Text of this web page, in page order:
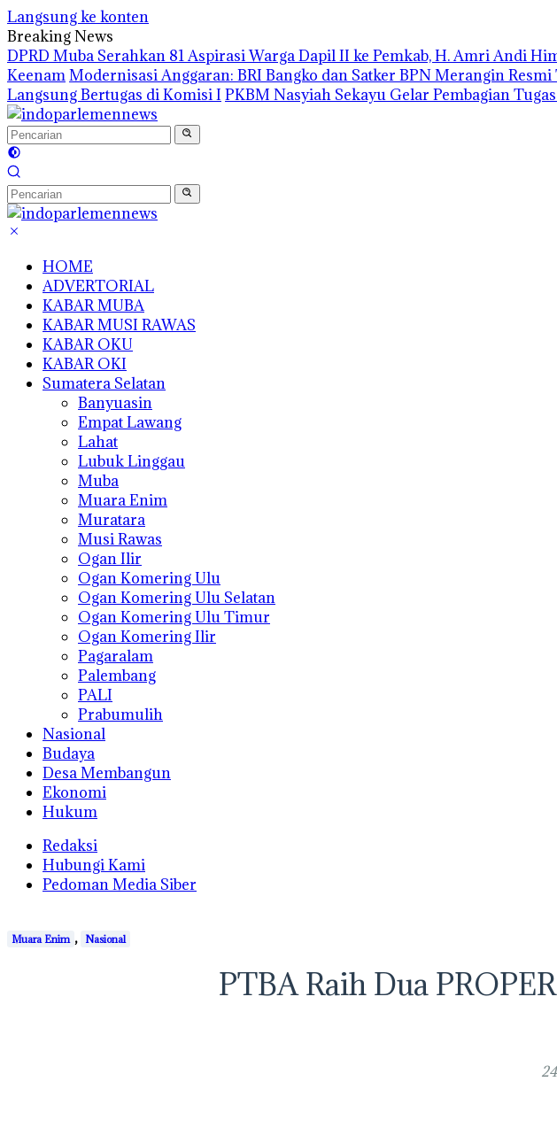
Langsung ke konten
Breaking News
DPRD Muba Serahkan 81 Aspirasi Warga Dapil II ke Pemkab, H. Amri Andi
KeenamModernisasi Anggaran: BRI Bangko dan Satker BPN Merangin Resmi
Langsung Bertugas di Komisi I PKBM Nasyiah Sekayu Gelar Pembagian
HOME
ADVERTORIAL
KABAR MUBA
KABAR MUSI RAWAS
KABAR OKU
KABAR OKI
Sumatera Selatan
Banyuasin
Empat Lawang
Lahat
Lubuk Linggau
Muba
Muara Enim
Muratara
Musi Rawas
Ogan Ilir
Ogan Komering Ulu
Ogan Komering Ulu Selatan
Ogan Komering Ulu Timur
Ogan Komering Ilir
Pagaralam
Palembang
PALI
Prabumulih
Nasional
Budaya
Desa Membangun
Ekonomi
Hukum
Redaksi
Hubungi Kami
Pedoman Media Siber
Muara Enim , Nasional
PTBA Raih Dua